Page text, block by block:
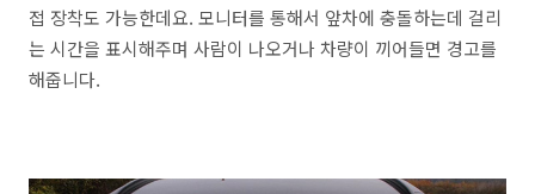
접 장착도 가능한데요. 모니터를 통해서 앞차에 충돌하는데 걸리
는 시간을 표시해주며 사람이 나오거나 차량이 끼어들면 경고를
해줍니다.